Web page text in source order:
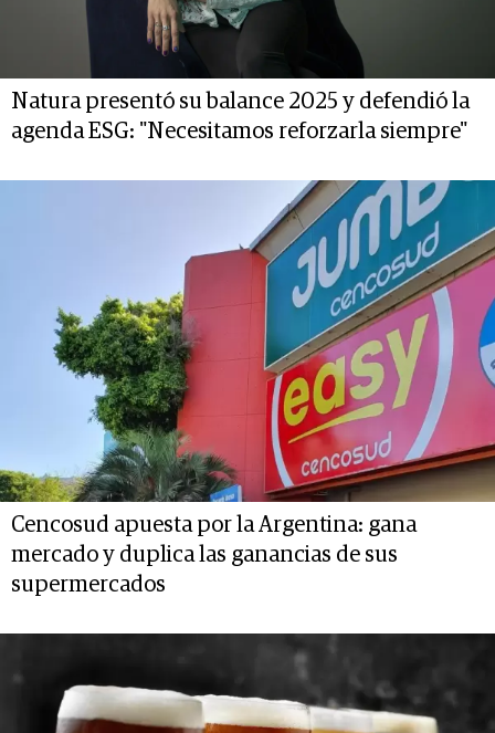
Natura presentó su balance 2025 y defendió la
agenda ESG: "Necesitamos reforzarla siempre"
Cencosud apuesta por la Argentina: gana
mercado y duplica las ganancias de sus
supermercados